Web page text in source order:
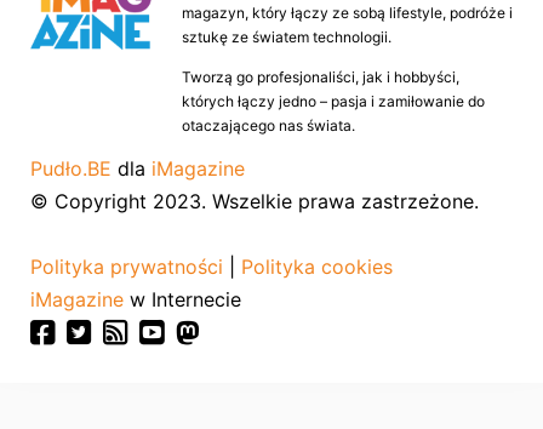
magazyn, który łączy ze sobą lifestyle, podróże i
sztukę ze światem technologii.
Tworzą go profesjonaliści, jak i hobbyści,
których łączy jedno – pasja i zamiłowanie do
otaczającego nas świata.
Pudło.BE dla iMagazine
© Copyright 2023. Wszelkie prawa zastrzeżone.
Polityka prywatności
Polityka cookies
iMagazine w Internecie